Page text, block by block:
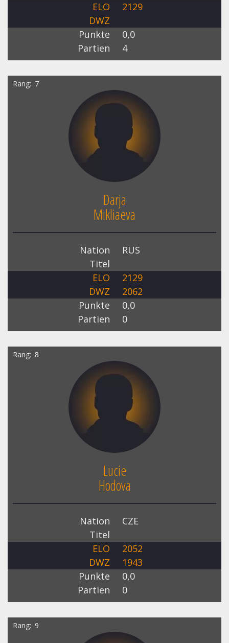
ELO
2129
DWZ
Punkte
0,0
Partien
4
Rang 7
Darja
Mikliaeva
Nation
RUS
Titel
ELO
2129
DWZ
2062
Punkte
0,0
Partien
0
Rang 8
Lucie
Hodova
Nation
CZE
Titel
ELO
2052
DWZ
1943
Punkte
0,0
Partien
0
Rang 9